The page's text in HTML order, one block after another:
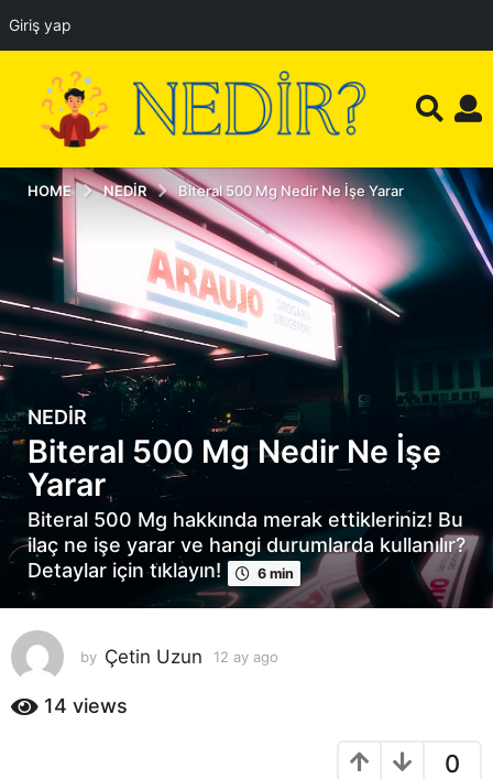
Giriş yap
HOME NEDIR Biteral 500 Mg Nedir Ne İşe Yarar
1
2
a
y
a
g
o
1
2
a
a
NEDIR
Biteral 500 Mg Nedir Ne İşe
Yarar
Biteral 500 Mg hakkında merak ettikleriniz! Bu
ilaç ne işe yarar ve hangi durumlarda kullanılır?
Detaylar için tıklayın!
6 min
by Çetin Uzun 12 ay ago
14 views
0